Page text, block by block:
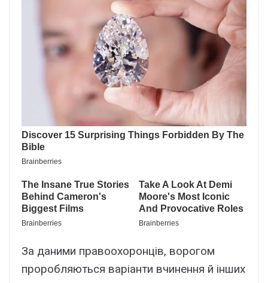
За даними правоохоронців, ворогом
проробляються варіанти вчинення й інших